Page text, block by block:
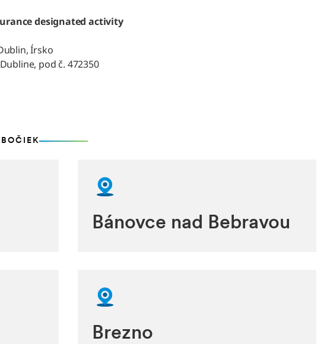
designated activity
Írsko
pod č. 472350
Bánovce nad Bebravou
Brezno